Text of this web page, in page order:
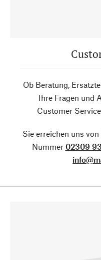
Ob Beratung,
Ihre Fragen und
Customer
Sie erreichen uns
Nummer 02309